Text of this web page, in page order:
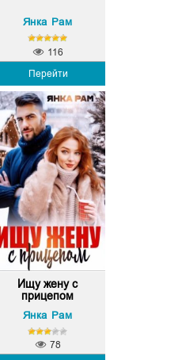
Янка Рам
Перейти
116
Ищу жену с
прицепом
Янка Рам
78